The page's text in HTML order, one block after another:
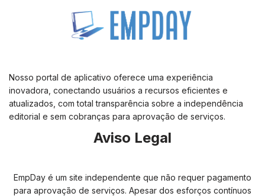
Nosso portal de aplicativo oferece uma experiência
inovadora, conectando usuários a recursos eficientes e
atualizados, com total transparência sobre a independência
editorial e sem cobranças para aprovação de serviços.
Aviso Legal
EmpDay é um site independente que não requer pagamento
para aprovação de serviços. Apesar dos esforços contínuos